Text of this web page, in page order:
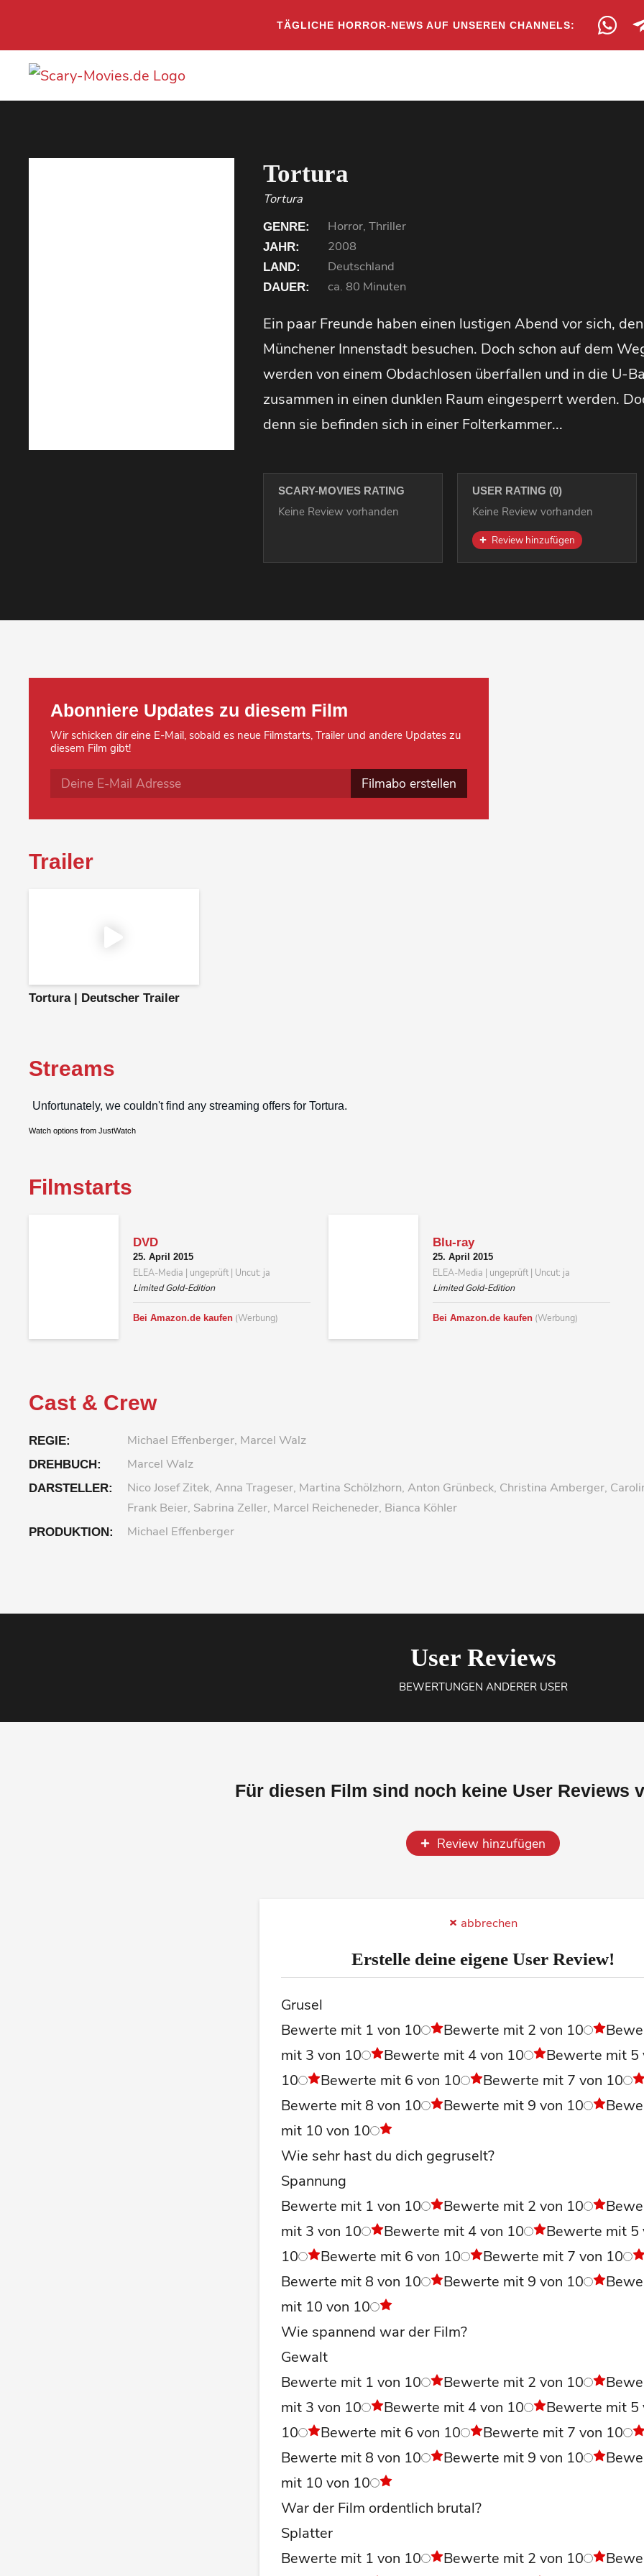
TÄGLICHE HORROR-NEWS AUF UNSEREN CHANNELS:
Tortura
Tortura
GENRE: Horror, Thriller
JAHR: 2008
LAND: Deutschland
DAUER: ca. 80 Minuten
Ein paar Freunde haben einen lustigen Abend vor sich,
Münchener Innenstadt besuchen. Doch schon auf dem
werden von einem Obdachlosen überfallen und in die U-
zusammen in einen dunklen Raum eingesperrt werden.
denn sie befinden sich in einer Folterkammer...
SCARY-MOVIES RATING
Keine Review vorhanden
USER RATING (0)
Keine Review vorhanden
Review hinzufügen
Abonniere Updates zu diesem Film
Wir schicken dir eine E-Mail, sobald es neue Filmstarts, Trailer und andere Updates zu
diesem Film gibt!
Filmabo erstellen
Trailer
Tortura | Deutscher Trailer
Streams
Watch options from JustWatch
Filmstarts
DVD
25. April 2015
ELEA-Media | ungeprüft | Uncut: ja
Limited Gold-Edition
Bei Amazon.de kaufen (Werbung)
Blu-ray
25. April 2015
ELEA-Media | ungeprüft | Uncut: ja
Limited Gold-Edition
Bei Amazon.de kaufen (Werbung)
Cast & Crew
REGIE: Michael Effenberger, Marcel Walz
DREHBUCH: Marcel Walz
DARSTELLER:
Nico Josef Zitek, Anna Trageser, Martina Schölzhorn, Anton Grünbeck, Christina Amberger,
Frank Beier, Sabrina Zeller, Marcel Reicheneder, Bianca Köhler
PRODUKTION: Michael Effenberger
User Reviews
BEWERTUNGEN ANDERER USER
Für diesen Film sind noch keine User Reviews
Review hinzufügen
abbrechen
Erstelle deine eigene User Review!
Grusel
Bewerte mit 1 von 10
Bewerte mit 2 von 10
mit 3 von 10
Bewerte mit 4 von 10
Bewerte mit 5
10
Bewerte mit 6 von 10
Bewerte mit 7 von 10
Bewerte mit 8 von 10
Bewerte mit 9 von 10
mit 10 von 10
Wie sehr hast du dich gegruselt?
Spannung
Bewerte mit 1 von 10
Bewerte mit 2 von 10
mit 3 von 10
Bewerte mit 4 von 10
Bewerte mit 5
10
Bewerte mit 6 von 10
Bewerte mit 7 von 10
Bewerte mit 8 von 10
Bewerte mit 9 von 10
mit 10 von 10
Wie spannend war der Film?
Gewalt
Bewerte mit 1 von 10
Bewerte mit 2 von 10
mit 3 von 10
Bewerte mit 4 von 10
Bewerte mit 5
10
Bewerte mit 6 von 10
Bewerte mit 7 von 10
Bewerte mit 8 von 10
Bewerte mit 9 von 10
mit 10 von 10
War der Film ordentlich brutal?
Splatter
Bewerte mit 1 von 10
Bewerte mit 2 von 10